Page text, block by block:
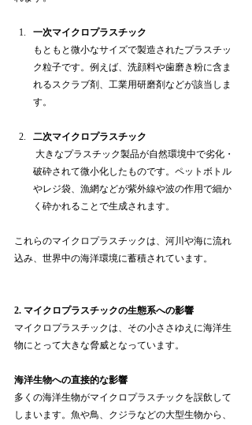
一次マイクロプラスチック
もともと微小なサイズで製造されたプラスチッ
ク粒子です。例えば、洗顔料や歯磨き粉に含ま
れるスクラブ剤、工業用研磨剤などが該当しま
す。
二次マイクロプラスチック
破砕されて微小化したものです。ペットボトル
やレジ袋、漁網などが紫外線や波の作用で細か
く砕かれることで生成されます。
これらのマイクロプラスチックは、河川や海に流れ
込み、世界中の海洋環境に蓄積されています。
2. マイクロプラスチックの生態系への影響
マイクロプラスチックは、その小ささゆえに海洋生
物にとって大きな脅威となっています。
海洋生物への直接的な影響
多くの海洋生物がマイクロプラスチックを誤飲して
しまいます。魚や鳥、クジラなどの大型生物から、